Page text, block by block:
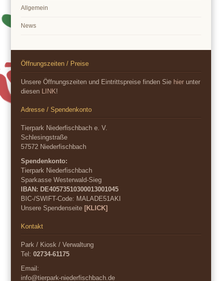
Allgemein
News
Öffnungszeiten / Preise
Unsere Öffnungszeiten und Eintrittspreise finden Sie hier unter
diesen LINK!
Adresse / Spendenkonto
Tierpark Niederfischbach e. V.
Schlesingstraße
57572 Niederfischbach
Spendenkonto:
Tierpark Niederfischbach
Sparkasse Westerwald-Sieg
IBAN: DE40573510300013001045
BIC-/SWIFT-Code: MALADE51AKI
Unsere Spendenseite[KLICK]
Kontakt
Park / Kiosk / Verwaltung
Tel:02734-61175
Email:
info@tierpark-niederfischbach.de